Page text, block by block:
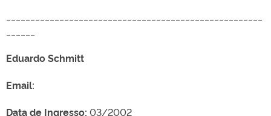
Eduardo Schmitt
Email:
Data de Ingresso: 03/2002